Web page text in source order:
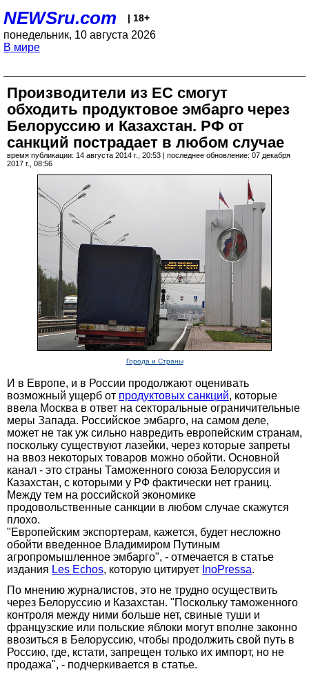
NEWSru.com | 18+
понедельник, 10 августа 2026
В мире
Производители из ЕС смогут
обходить продуктовое эмбарго через
Белоруссию и Казахстан. РФ от
санкций пострадает в любом случае
время публикации: 14 августа 2014 г., 20:53 | последнее обновление: 07 декабря
2017 г., 08:56
Города и Страны
И в Европе, и в России продолжают оценивать
возможный ущерб от продуктовых санкций, которые
ввела Москва в ответ на секторальные ограничительные
меры Запада. Российское эмбарго, на самом деле,
может не так уж сильно навредить европейским странам,
поскольку существуют лазейки, через которые запреты
на ввоз некоторых товаров можно обойти. Основной
канал - это страны Таможенного союза Белоруссия и
Казахстан, с которыми у РФ фактически нет границ.
Между тем на российской экономике
продовольственные санкции в любом случае скажутся
плохо.
"Европейским экспортерам, кажется, будет несложно
обойти введенное Владимиром Путиным
агропромышленное эмбарго", - отмечается в статье
издания Les Echos, которую цитирует InoPressa.
По мнению журналистов, это не трудно осуществить
через Белоруссию и Казахстан. "Поскольку таможенного
контроля между ними больше нет, свиные туши и
французские или польские яблоки могут вполне законно
ввозиться в Белоруссию, чтобы продолжить свой путь в
Россию, где, кстати, запрещен только их импорт, но не
продажа", - подчеркивается в статье.